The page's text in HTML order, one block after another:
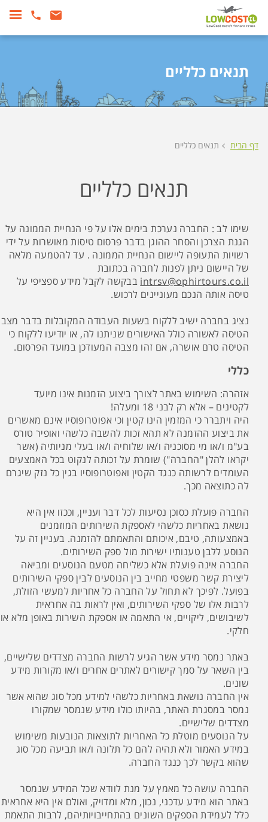
תנאים כלליים
דף הבית תנאים כלליים
תנאים כלליים
שימו לב : החברה נערכת בימים אלו על פי הנחיית הממונה על
הגנת הצרכן והסחר ההוגן בדבר פרסום טיסות מאושרות על ידי
רשויות התעופה ליישום הנחיית הממונה . עד להטמעה מלאה
של היישום ניתן לפנות לחברה בכתובת
intrsv@ophirtours.co.il בבקשה לקבל מידע ספציפי על
טיסה אותה הנכם מעוניינים לרכוש.
נציג בחברה ישיב ללקוח בשעות העבודה המקובלות בדבר מצב
הטיסה לאשורה כולל האישורים שניתנו לה, או יודיעו ללקוח כי
הטיסה טרם אושרה, אם זהו מצבה המעודכן במועד הפרסום.
כללי
אזהרה: השימוש באתר לצורך ביצוע הזמנות אינו מיועד
לקטינים – אלא רק לבני 18 ומעלה!
היה ויתברר כי המזמין הינו קטין וכי אפוטרופוסיו אינם מאשרים
את ביצוע ההזמנה לא תהא זכות להשבה כלשהי ואופיר טורס
בע"מ ו/או מי מסוכניה ו/או שלוחיה ו/או בעלי מניותיה (אשר
יקראו להלן "החברה") שומרת על זכותה לנקוט בכל האמצעים
העומדים לרשותה כנגד הקטין ואפוטרופוסיו בגין כל נזק שיגרם
לה כתוצאה מכך.
החברה פועלת כסוכן נסיעות לכל דבר ועניין, וככזו אין היא
נושאת באחריות כלשהי לאספקת השירותים המוזמנים
באמצעותה, טיבם, איכותם והתאמתם להזמנה. בעניין זה על
הנוסע ללבן טענותיו ישירות מול ספק השירותים.
החברה אינה פועלת אלא כשליחה מטעם הנוסעים ומביאה
ליצירת קשר משפטי מחייב בין הנוסעים לבין ספקי השירותים
בפועל. לפיכך לא תחול על החברה כל אחריות למעשי הזולת,
לרבות אלו של ספקי השירותים, ואין לראות בה אחראית
לשיבושים, ליקויים, אי התאמה או אספקת השירות באופן מלא או
חלקי.
באתר נמסר מידע אשר הגיע לרשות החברה מצדדים שלישיים,
בין השאר על סמך קישורים לאתרים אחרים ו/או מקורות מידע
שונים.
אין החברה נושאת באחריות כלשהי למידע מכל סוג שהוא אשר
נמסר במסגרת האתר, בהיותו כולו מידע שנמסר שמקורו
מצדדים שלישיים.
על הנוסעים מוטלת כל האחריות לתוצאות הנובעות משימוש
במידע האמור ולא תהיה להם כל תלונה ו/או תביעה מכל סוג
שהוא בקשר לכך כנגד החברה.
החברה עושה כל מאמץ על מנת לוודא שכל המידע שנמסר
באתר הוא מידע עדכני, נכון, מלא ומדויק, ואולם אין היא אחראית
כלל לעמידת הספקים השונים בהתחייבויותיהם, לרבות התאמת